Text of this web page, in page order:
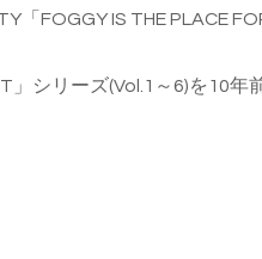
FOGGY IS THE PLACE
」シリーズ(Vol.1～6)を10年